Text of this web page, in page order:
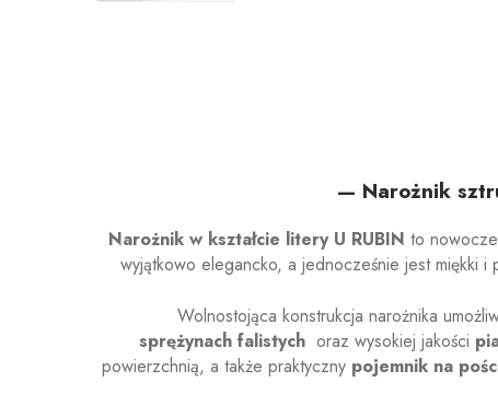
— Narożnik
Narożnik w kształcie litery U RUBIN to
wyjątkowo elegancko, a jednocześnie jest miękki
Wolnostojąca konstrukcja narożnika
sprężynach falistychoraz wysokiej jakości
powierzchnią, a także praktyczny pojemnik na